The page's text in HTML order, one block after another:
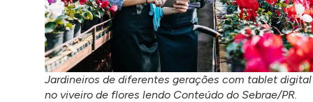
Jardineiros de diferentes gerações com tablet digital
no viveiro de flores lendo Conteúdo do Sebrae/PR.